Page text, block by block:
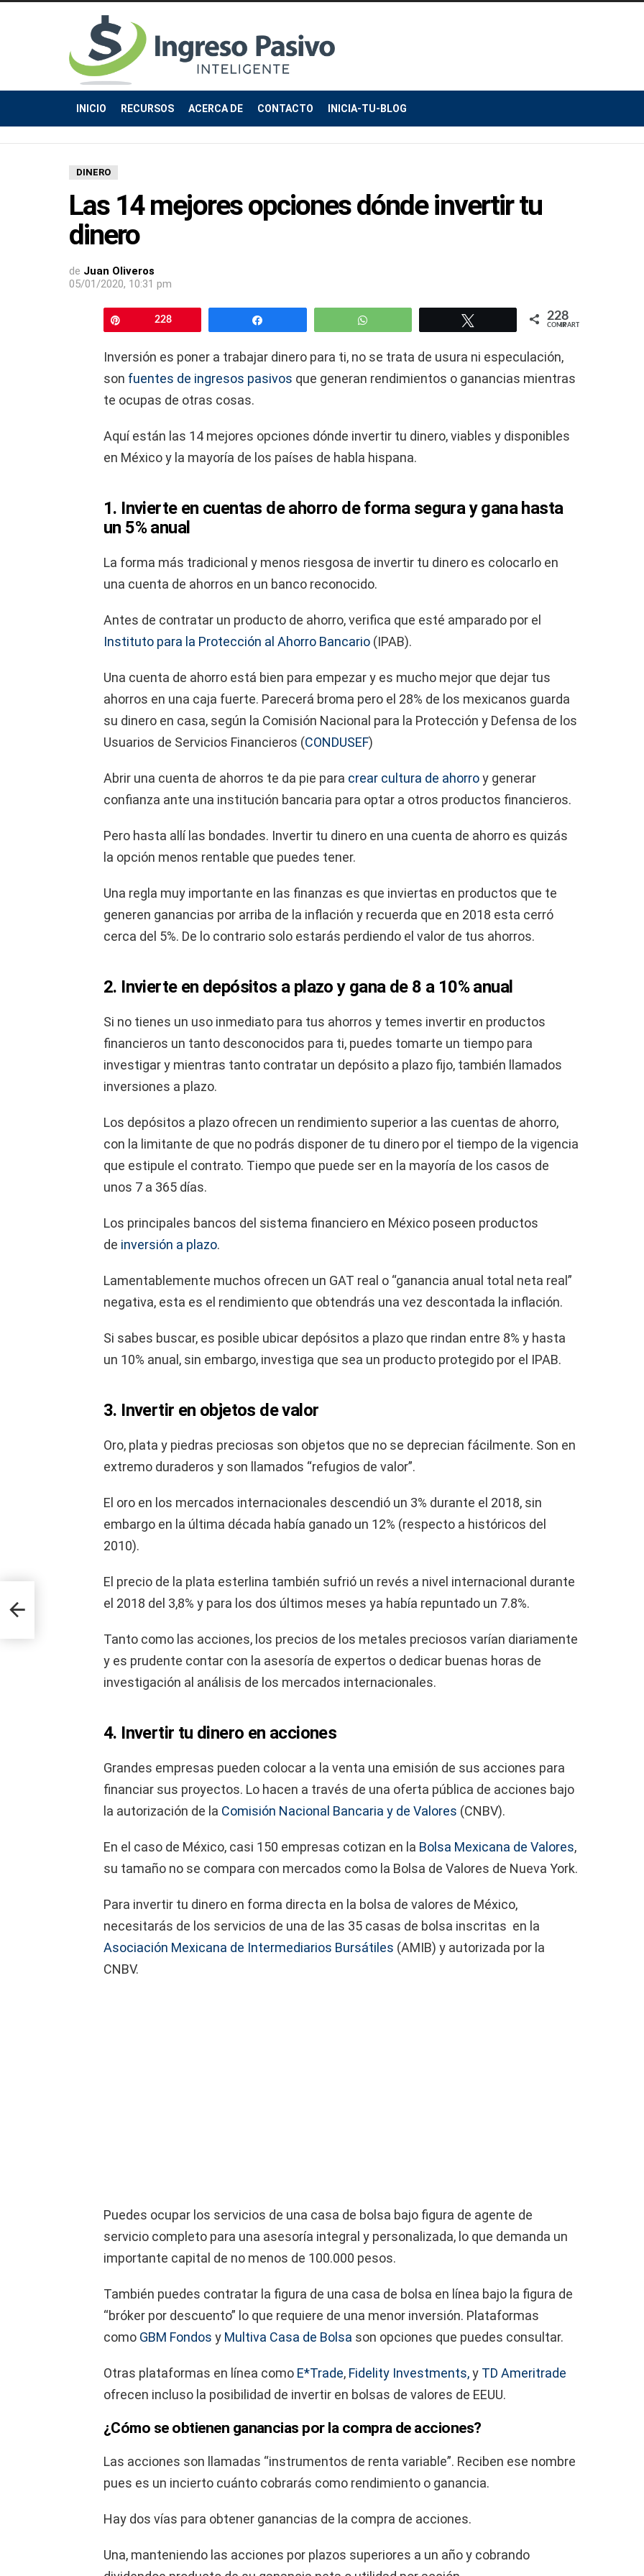
INICIO RECURSOS ACERCA DE CONTACTO INICIA-TU-BLOG
DINERO
Las 14 mejores opciones dónde invertir tu
dinero
de Juan Oliveros
05/01/2020, 10:31 pm
228 228
COMPARTIR
Inversión es poner a trabajar dinero para ti, no se trata de usura ni especulación,
son fuentes de ingresos pasivos que generan rendimientos o ganancias mientras
te ocupas de otras cosas.
Aquí están las 14 mejores opciones dónde invertir tu dinero, viables y disponibles
en México y la mayoría de los países de habla hispana.
1. Invierte en cuentas de ahorro de forma segura y gana hasta
un 5% anual
La forma más tradicional y menos riesgosa de invertir tu dinero es colocarlo en
una cuenta de ahorros en un banco reconocido.
Antes de contratar un producto de ahorro, verifica que esté amparado por el
Instituto para la Protección al Ahorro Bancario (IPAB).
Una cuenta de ahorro está bien para empezar y es mucho mejor que dejar tus
ahorros en una caja fuerte. Parecerá broma pero el 28% de los mexicanos guarda
su dinero en casa, según la Comisión Nacional para la Protección y Defensa de los
Usuarios de Servicios Financieros (CONDUSEF)
Abrir una cuenta de ahorros te da pie para crear cultura de ahorroy generar
confianza ante una institución bancaria para optar a otros productos financieros.
Pero hasta allí las bondades. Invertir tu dinero en una cuenta de ahorro es quizás
la opción menos rentable que puedes tener.
Una regla muy importante en las finanzas es que inviertas en productos que te
generen ganancias por arriba de la inflación y recuerda que en 2018 esta cerró
cerca del 5%. De lo contrario solo estarás perdiendo el valor de tus ahorros.
2. Invierte en depósitos a plazo y gana de 8 a 10% anual
Si no tienes un uso inmediato para tus ahorros y temes invertir en productos
financieros un tanto desconocidos para ti, puedes tomarte un tiempo para
investigar y mientras tanto contratar un depósito a plazo fijo, también llamados
inversiones a plazo.
Los depósitos a plazo ofrecen un rendimiento superior a las cuentas de ahorro,
con la limitante de que no podrás disponer de tu dinero por el tiempo de la vigencia
que estipule el contrato. Tiempo que puede ser en la mayoría de los casos de
unos 7 a 365 días.
Los principales bancos del sistema financiero en México poseen productos
de inversión a plazo.
Lamentablemente muchos ofrecen un GAT real o “ganancia anual total neta real”
negativa, esta es el rendimiento que obtendrás una vez descontada la inflación.
Si sabes buscar, es posible ubicar depósitos a plazo que rindan entre 8% y hasta
un 10% anual, sin embargo, investiga que sea un producto protegido por el IPAB.
3. Invertir en objetos de valor
Oro, plata y piedras preciosas son objetos que no se deprecian fácilmente. Son en
extremo duraderos y son llamados “refugios de valor”.
El oro en los mercados internacionales descendió un 3% durante el 2018, sin
embargo en la última década había ganado un 12% (respecto a históricos del
2010).
El precio de la plata esterlina también sufrió un revés a nivel internacional durante
el 2018 del 3,8% y para los dos últimos meses ya había repuntado un 7.8%.
Tanto como las acciones, los precios de los metales preciosos varían diariamente
y es prudente contar con la asesoría de expertos o dedicar buenas horas de
investigación al análisis de los mercados internacionales.
4. Invertir tu dinero en acciones
Grandes empresas pueden colocar a la venta una emisión de sus acciones para
financiar sus proyectos. Lo hacen a través de una oferta pública de acciones bajo
la autorización de la Comisión Nacional Bancaria y de Valores (CNBV).
En el caso de México, casi 150 empresas cotizan en la Bolsa Mexicana de Valores,
su tamaño no se compara con mercados como la Bolsa de Valores de Nueva York.
Para invertir tu dinero en forma directa en la bolsa de valores de México,
necesitarás de los servicios de una de las 35 casas de bolsa inscritas en la
Asociación Mexicana de Intermediarios Bursátiles (AMIB) y autorizada por la
CNBV.
Puedes ocupar los servicios de una casa de bolsa bajo figura de agente de
servicio completo para una asesoría integral y personalizada, lo que demanda un
importante capital de no menos de 100.000 pesos.
También puedes contratar la figura de una casa de bolsa en línea bajo la figura de
“bróker por descuento” lo que requiere de una menor inversión. Plataformas
como GBM Fondos y Multiva Casa de Bolsa son opciones que puedes consultar.
Otras plataformas en línea como E*Trade, Fidelity Investments,y TD Ameritrade
ofrecen incluso la posibilidad de invertir en bolsas de valores de EEUU.
¿Cómo se obtienen ganancias por la compra de acciones?
Las acciones son llamadas “instrumentos de renta variable”. Reciben ese nombre
pues es un incierto cuánto cobrarás como rendimiento o ganancia.
Hay dos vías para obtener ganancias de la compra de acciones.
Una, manteniendo las acciones por plazos superiores a un año y cobrando